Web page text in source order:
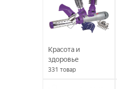
Красота и
здоровье
331 товар